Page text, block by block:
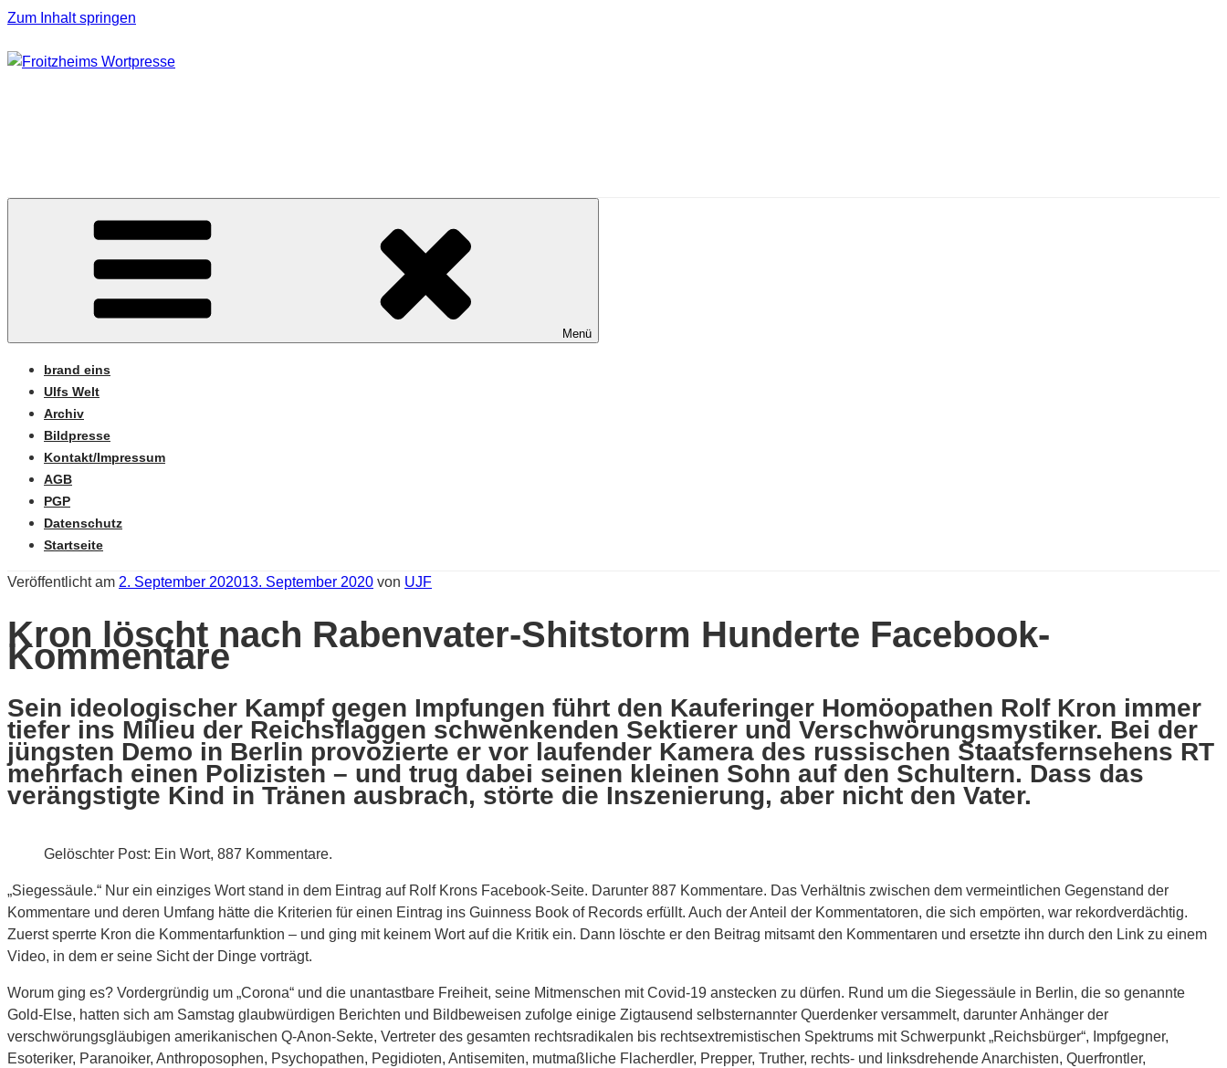
Zum Inhalt springen
Menü
brand eins
Ulfs Welt
Archiv
Bildpresse
Kontakt/Impressum
AGB
PGP
Datenschutz
Startseite
Veröffentlicht am 2. September 202013. September 2020 von UJF
Kron löscht nach Rabenvater-Shitstorm Hunderte Facebook-
Kommentare
Sein ideologischer Kampf gegen Impfungen führt den Kauferinger Homöopathen Rolf Kron immer
tiefer ins Milieu der Reichsflaggen schwenkenden Sektierer und Verschwörungsmystiker. Bei der
jüngsten Demo in Berlin provozierte er vor laufender Kamera des russischen Staatsfernsehens RT
mehrfach einen Polizisten – und trug dabei seinen kleinen Sohn auf den Schultern. Dass das
verängstigte Kind in Tränen ausbrach, störte die Inszenierung, aber nicht den Vater.
Gelöschter Post: Ein Wort, 887 Kommentare.
„Siegessäule.“ Nur ein einziges Wort stand in dem Eintrag auf Rolf Krons Facebook-Seite. Darunter 887 Kommentare. Das Verhältnis zwischen dem vermeintlichen Gegenstand der
Kommentare und deren Umfang hätte die Kriterien für einen Eintrag ins Guinness Book of Records erfüllt. Auch der Anteil der Kommentatoren, die sich empörten, war rekordverdächtig.
Zuerst sperrte Kron die Kommentarfunktion – und ging mit keinem Wort auf die Kritik ein. Dann löschte er den Beitrag mitsamt den Kommentaren und ersetzte ihn durch den Link zu einem
Video, in dem er seine Sicht der Dinge vorträgt.
Worum ging es? Vordergründig um „Corona“ und die unantastbare Freiheit, seine Mitmenschen mit Covid-19 anstecken zu dürfen. Rund um die Siegessäule in Berlin, die so genannte
Gold-Else, hatten sich am Samstag glaubwürdigen Berichten und Bildbeweisen zufolge einige Zigtausend selbsternannter Querdenker versammelt, darunter Anhänger der
verschwörungsgläubigen amerikanischen Q-Anon-Sekte, Vertreter des gesamten rechtsradikalen bis rechtsextremistischen Spektrums mit Schwerpunkt „Reichsbürger“, Impfgegner,
Esoteriker, Paranoiker, Anthroposophen, Psychopathen, Pegidioten, Antisemiten, mutmaßliche Flacherdler, Prepper, Truther, rechts- und linksdrehende Anarchisten, Querfrontler,